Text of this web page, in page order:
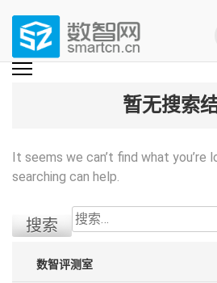
content
(Press
数智网
智能家居第一资讯门户 | 智能家居系统，智
暂无搜索
It seems we can’t find what you’re
searching can help.
搜
索：
数智评测室